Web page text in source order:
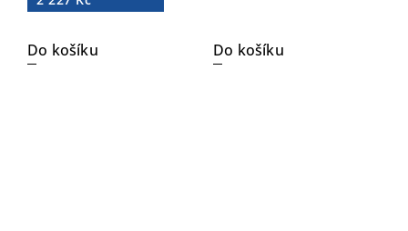
Do košíku Do košíku